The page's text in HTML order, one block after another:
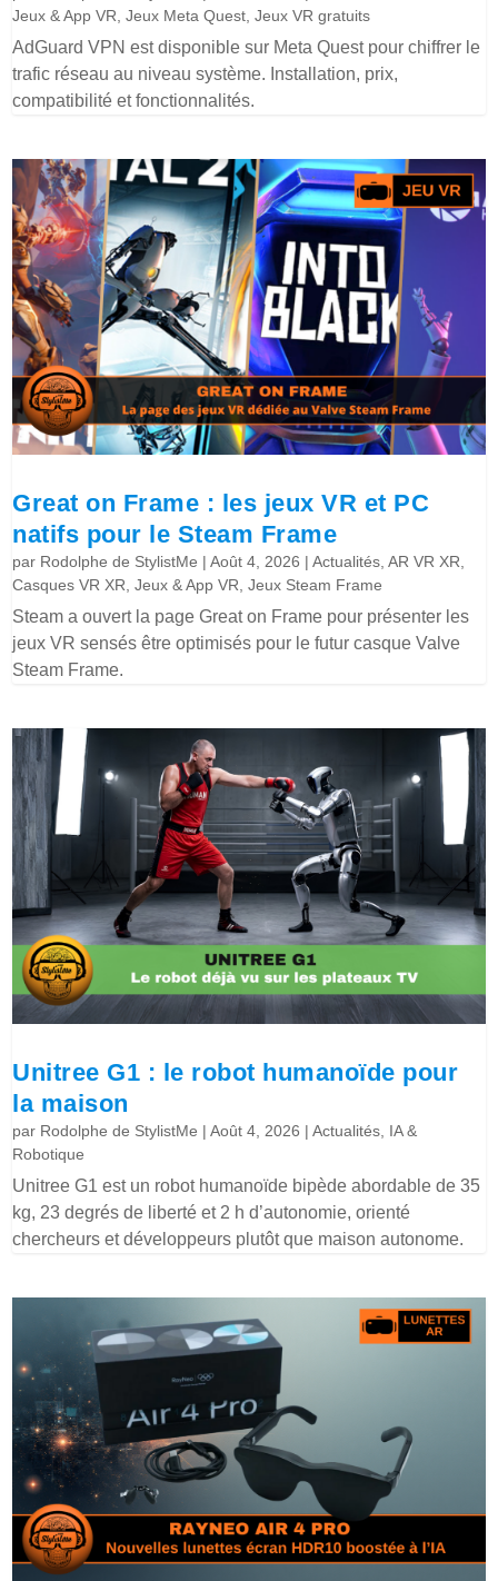
Jeux & App VR,Jeux Meta Quest,Jeux VR gratuits
AdGuard VPN est disponible sur Meta Quest pour chiffrer le
trafic réseau au niveau système. Installation, prix,
compatibilité et fonctionnalités.
Great on Frame : les jeux VR et PC
natifs pour le Steam Frame
par Rodolphe de StylistMe |Août 4, 2026 |Actualités,AR VR XR,
Casques VR XR,Jeux & App VR,Jeux Steam Frame
Steam a ouvert la page Great on Frame pour présenter les
jeux VR sensés être optimisés pour le futur casque Valve
Steam Frame.
Unitree G1 : le robot humanoïde pour
la maison
par Rodolphe de StylistMe |Août 4, 2026 |Actualités, IA &
Robotique
Unitree G1 est un robot humanoïde bipède abordable de 35
kg, 23 degrés de liberté et 2 h d’autonomie, orienté
chercheurs et développeurs plutôt que maison autonome.